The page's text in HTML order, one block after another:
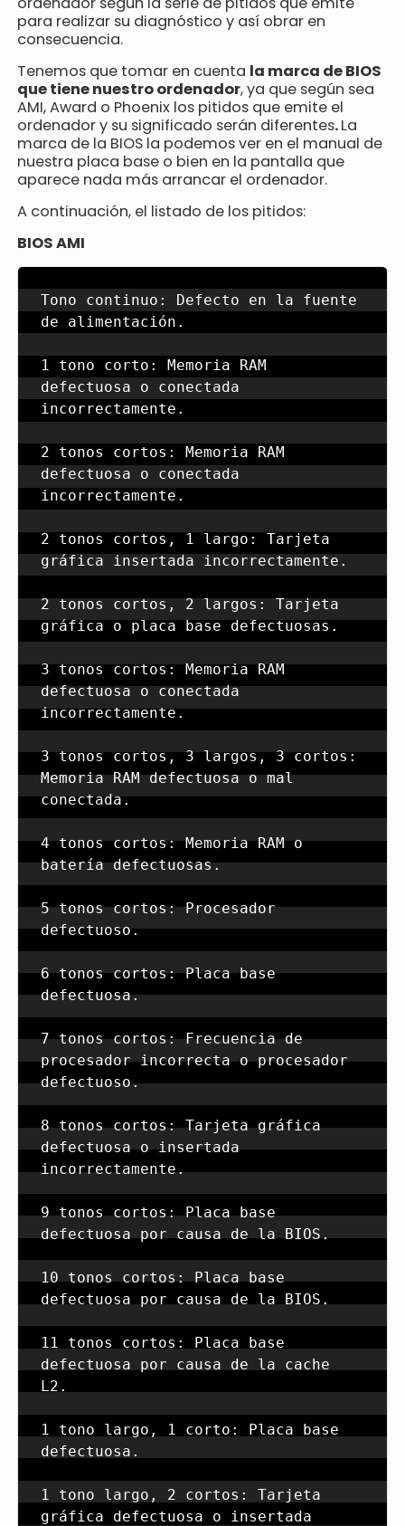
para realizar su diagnóstico y así obrar en
consecuencia.
Tenemos que tomar en cuenta la marca de BIOS
que tiene nuestro ordenador, ya que según sea
AMI, Award o Phoenix los pitidos que emite el
ordenador y su significado serán diferentes.La
marca de la BIOS la podemos ver en el manual de
nuestra placa base o bien en la pantalla que
aparece nada más arrancar el ordenador.
A continuación, el listado de los pitidos:
BIOS AMI
Tono continuo: Defecto en la fuente
de alimentación.
1 tono corto: Memoria RAM
defectuosa o conectada
incorrectamente.
2 tonos cortos: Memoria RAM
defectuosa o conectada
incorrectamente.
2 tonos cortos, 1 largo: Tarjeta
gráfica insertada incorrectamente.
2 tonos cortos, 2 largos: Tarjeta
gráfica o placa base defectuosas.
3 tonos cortos: Memoria RAM
defectuosa o conectada
incorrectamente.
3 tonos cortos, 3 largos, 3 cortos:
Memoria RAM defectuosa o mal
conectada.
4 tonos cortos: Memoria RAM o
batería defectuosas.
5 tonos cortos: Procesador
defectuoso.
6 tonos cortos: Placa base
defectuosa.
7 tonos cortos: Frecuencia de
procesador incorrecta o procesador
defectuoso.
8 tonos cortos: Tarjeta gráfica
defectuosa o insertada
incorrectamente.
9 tonos cortos: Placa base
defectuosa por causa de la BIOS.
10 tonos cortos: Placa base
defectuosa por causa de la BIOS.
11 tonos cortos: Placa base
defectuosa por causa de la cache
L2.
1 tono largo, 1 corto: Placa base
defectuosa.
1 tono largo, 2 cortos: Tarjeta
gráfica defectuosa o insertada